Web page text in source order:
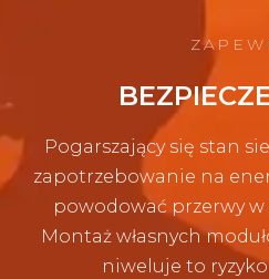
Pogarszający się stan
zapotrzebowanie na
powodować przerwy
Montaż własnych
niweluje to